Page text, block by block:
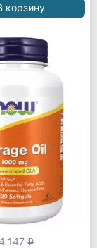
корзину
147q